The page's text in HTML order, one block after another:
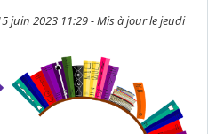
juin 2023 11:29 - Mis à jour le jeudi